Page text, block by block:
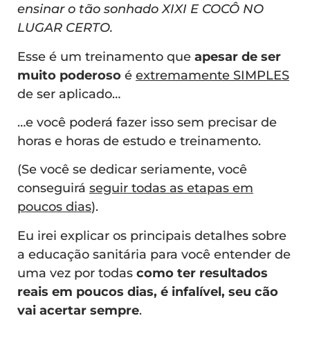
ensinar o tão sonhado XIXI E COCÔ NO
LUGAR CERTO.
Esse é um treinamento que apesar de ser
muito poderoso é extremamente SIMPLES
de ser aplicado…
…e você poderá fazer isso sem precisar de
horas e horas de estudo e treinamento.
(Se você se dedicar seriamente, você
conseguirá seguir todas as etapas em
poucos dias).
Eu irei explicar os principais detalhes sobre
a educação sanitária para você entender de
uma vez por todas como ter resultados
reais em poucos dias, é infalível, seu cão
vai acertar sempre.